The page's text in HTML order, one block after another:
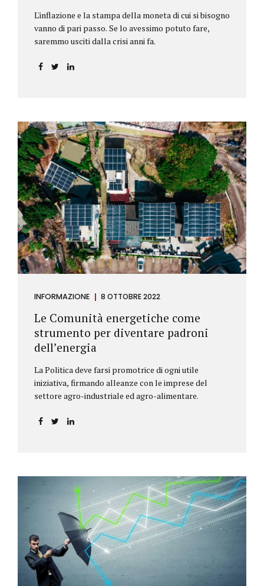
L'inflazione e la stampa della moneta di cui si bisogno
vanno di pari passo. Se lo avessimo potuto fare,
saremmo usciti dalla crisi anni fa.
INFORMAZIONE 8 OTTOBRE 2022
Le Comunità energetiche come
strumento per diventare padroni
dell’energia
La Politica deve farsi promotrice di ogni utile
iniziativa, firmando alleanze con le imprese del
settore agro-industriale ed agro-alimentare.